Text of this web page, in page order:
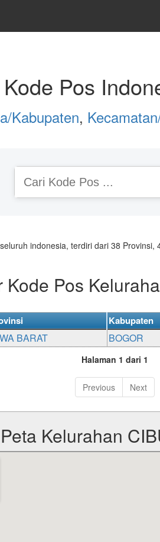
Pos
Kabupaten,
Cari
Kode
Pos
indonesia, terdiri dari 38
Kode Pos
Kabupaten
BARAT BOGOR
Halaman 1 dari 1
Previous Next
Peta Kelurahan